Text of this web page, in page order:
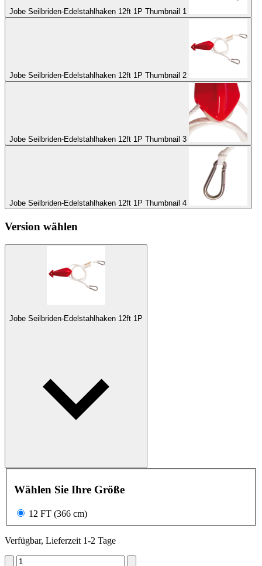
Jobe Seilbriden-Edelstahlhaken 12ft 1P Thumbnail 1
Jobe Seilbriden-Edelstahlhaken 12ft 1P Thumbnail 2
Jobe Seilbriden-Edelstahlhaken 12ft 1P Thumbnail 3
Jobe Seilbriden-Edelstahlhaken 12ft 1P Thumbnail 4
Version wählen
Jobe Seilbriden-Edelstahlhaken 12ft 1P
Wählen Sie Ihre Größe
12 FT (366 cm)
Verfügbar, Lieferzeit 1-2 Tage